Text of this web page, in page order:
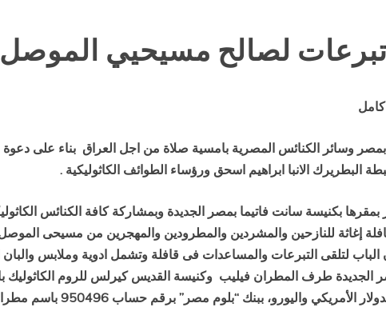
لصالح مسيحيي الموصل
الانبا ابراهيم اسحق ورؤساء الطوائف الكاثوليكية .
بكنيسة سانت فاتيما بمصر الجديدة وبمشاركة كافة الكنائس
إغاثة للنازحين والمشردين والمطرودين والمهجرين من مسيحى
الباب لتلقى التبرعات والمساعدات فى قافلة وتشمل ادوية وملابس
طرف المطران فيليب وكنيسة القديس كيرلس للروم الكاثوليك
ببنك “بلوم مصر” برقم حساب 950496 باسم مطران الكلدان الكاثوليك بمصر.